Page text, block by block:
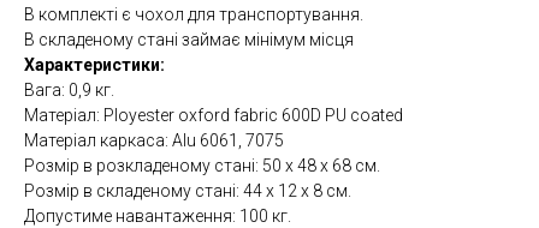
В комплекті є чохол для транспортування.
В складеному стані займає мінімум місця
Характеристики:
Вага: 0,9 кг.
Матеріал: Ployester oxford fabric 600D PU coated
Матеріал каркаса: Alu 6061, 7075
Розмір в розкладеному стані: 50 х 48 х 68 см.
Розмір в складеному стані: 44 х 12 х 8 см.
Допустиме навантаження: 100 кг.